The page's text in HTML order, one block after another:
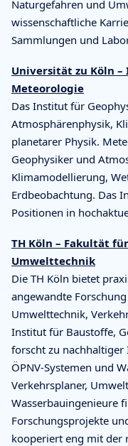
Naturgefahren und
wissenschaftliche
Sammlungen und
Universität zu Köln
Meteorologie
Das Institut für
Atmosphärenphysik,
planetarer Physik.
Geophysiker und
Klimamodellierung,
Erdbeobachtung. Das
Positionen in
TH Köln – Fakultät
Umwelttechnik
Die TH Köln bietet
angewandte
Umwelttechnik,
Institut für Baustoffe,
forscht zu
ÖPNV-Systemen und
Verkehrsplaner,
Wasserbauingenieure
Forschungsprojekte
kooperiert eng mit der